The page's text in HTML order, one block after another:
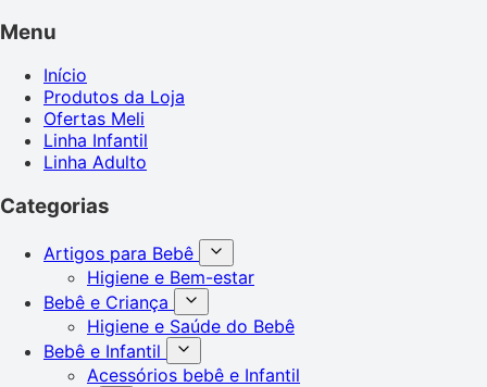
Menu
Início
Produtos da Loja
Ofertas Meli
Linha Infantil
Linha Adulto
Categorias
Artigos para Bebê
Higiene e Bem-estar
Bebê e Criança
Higiene e Saúde do Bebê
Bebê e Infantil
Acessórios bebê e Infantil